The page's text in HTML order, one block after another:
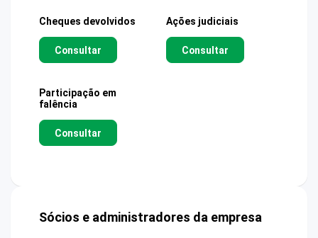
Cheques devolvidos
Consultar
Ações judiciais
Consultar
Participação em
falência
Consultar
Sócios e administradores da empresa